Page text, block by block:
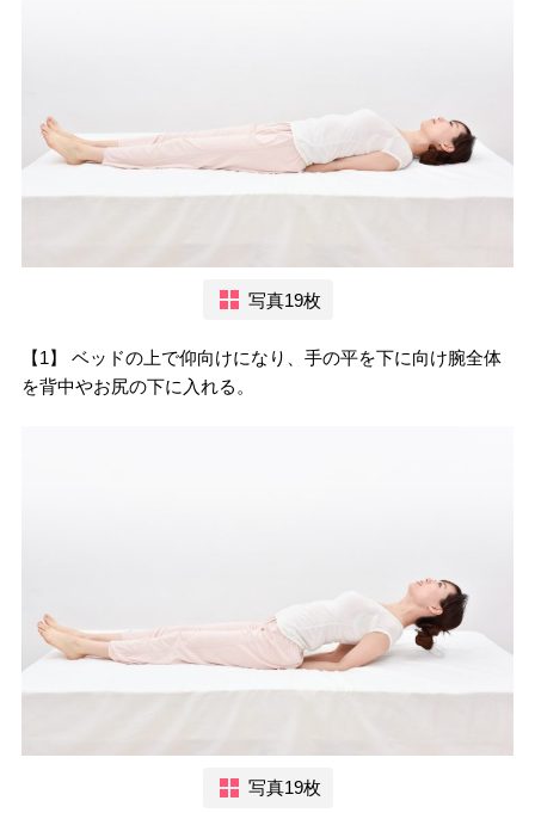
写真19枚
【1】 ベッドの上で仰向けになり、手の平を下に向け腕全体
を背中やお尻の下に入れる。
写真19枚